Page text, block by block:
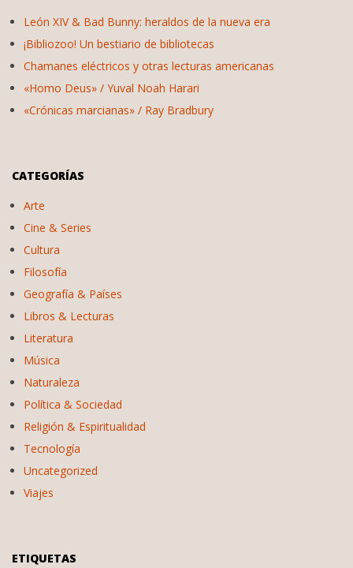
León XIV & Bad Bunny: heraldos de la nueva era
¡Bibliozoo! Un bestiario de bibliotecas
Chamanes eléctricos y otras lecturas americanas
«Homo Deus» / Yuval Noah Harari
«Crónicas marcianas» / Ray Bradbury
CATEGORÍAS
Arte
Cine & Series
Cultura
Filosofía
Geografía & Países
Libros & Lecturas
Literatura
Música
Naturaleza
Política & Sociedad
Religión & Espiritualidad
Tecnología
Uncategorized
Viajes
ETIQUETAS